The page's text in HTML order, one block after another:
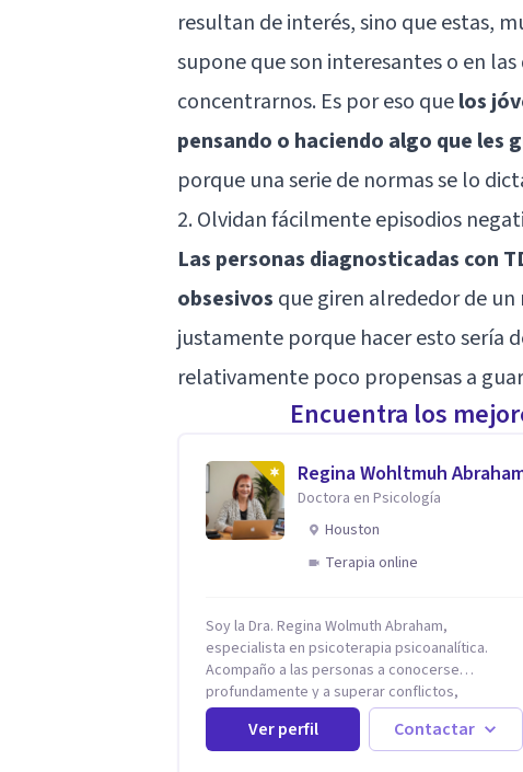
resultan de interés, sino que estas,
supone que son interesantes o en
concentrarnos. Es por eso quelos
pensando o haciendo algo que les
porque una serie de normas se lo
2. Olvidan fácilmente episodios
Las personas diagnosticadas con
obsesivos que giren alrededor de
justamente porque hacer esto sería
relativamente poco propensas a
Encuentra los
Regina Wohltmuh
Doctora en Psicología
Houston
Terapia online
Soy la Dra. Regina Wolmuth Abraham,
especialista en psicoterapia psicoanalítica.
Acompaño a las personas a conocerse
profundamente y a superar conflictos,
problemas emocionales y traumas que limitan
su calidad de vida. He trabajado en reconocidas
instituciones como el Hospital Psiquiátrico San
Ver perfil Contactar